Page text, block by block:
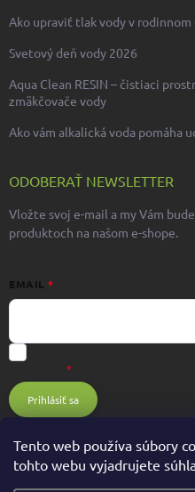
Tento web používa súbory
tohto webu vyjadrujete
Ako upraviť tlak vody v rodinnom
Svetový deň vody 2026
Aqua Clean RESIN – čistiaci
zmäkčovače vody
Ako vám alkalická voda pomáha
ODOBERAŤ NEWSLETTER
Vložte svoj e-mail a my Vám
produktoch na našom e-shope.
EMAIL
Prihlásiť sa